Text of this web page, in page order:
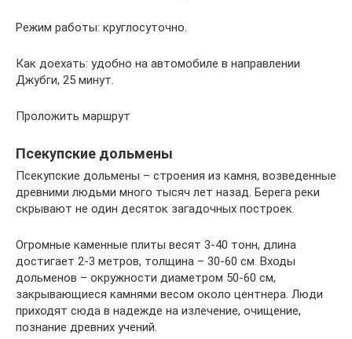
Режим работы: круглосуточно.
Как доехать: удобно на автомобиле в направлении
Джубги, 25 минут.
Проложить маршрут
Псекупские дольмены
Псекупские дольмены – строения из камня, возведенные
древними людьми много тысяч лет назад. Берега реки
скрывают не один десяток загадочных построек.
Огромные каменные плиты весят 3-40 тонн, длина
достигает 2-3 метров, толщина – 30-60 см. Входы
дольменов – окружности диаметром 50-60 см,
закрывающиеся камнями весом около центнера. Люди
приходят сюда в надежде на излечение, очищение,
познание древних учений.